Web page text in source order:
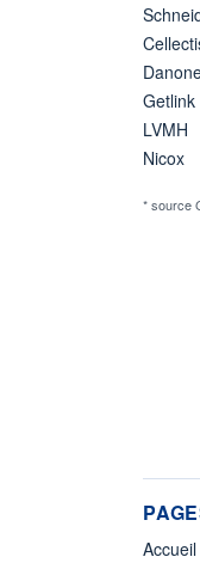
LVMH
Nicox
* source